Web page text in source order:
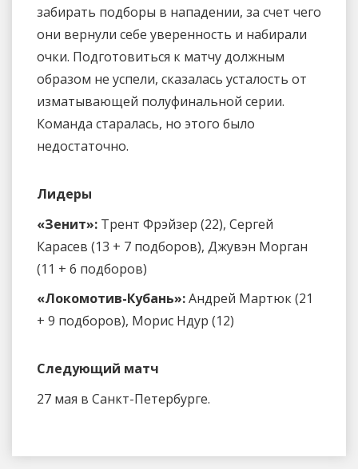
забирать подборы в нападении, за счет чего
они вернули себе уверенность и набирали
очки. Подготовиться к матчу должным
образом не успели, сказалась усталость от
изматывающей полуфинальной серии.
Команда старалась, но этого было
недостаточно.
Лидеры
«Зенит»: Трент Фрэйзер (22), Сергей
Карасев (13 + 7 подборов), Джувэн Морган
(11 + 6 подборов)
«Локомотив-Кубань»:Андрей Мартюк (21
+ 9 подборов), Морис Ндур (12)
Следующий матч
27 мая в Санкт-Петербурге.